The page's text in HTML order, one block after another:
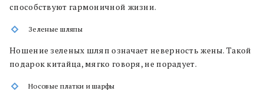
способствуют гармоничной жизни.
Зеленые шляпы
Ношение зеленых шляп означает неверность жены. Такой
подарок китайца, мягко говоря, не порадует.
Носовые платки и шарфы